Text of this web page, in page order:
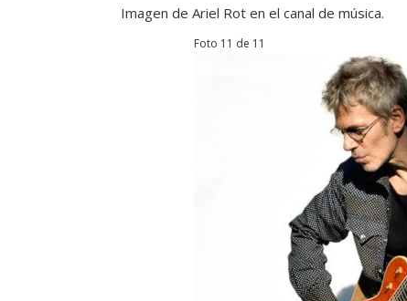
Imagen de Ariel Rot en el canal de música.
Foto 11 de 11